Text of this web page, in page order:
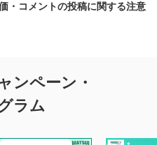
・コメントの投稿に関する注意
る注意
に、評価およびコメントの
ンペーン・
ラム